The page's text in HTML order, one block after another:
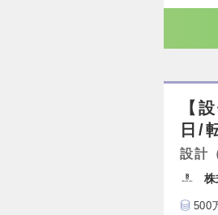
【
日/
設計
株
500